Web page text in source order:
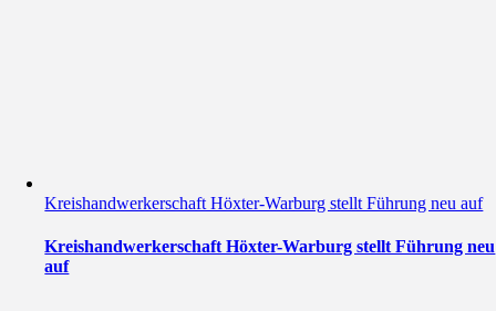
Kreishandwerkerschaft Höxter-Warburg stellt Führung neu auf
Kreishandwerkerschaft Höxter-Warburg stellt Führung neu
auf